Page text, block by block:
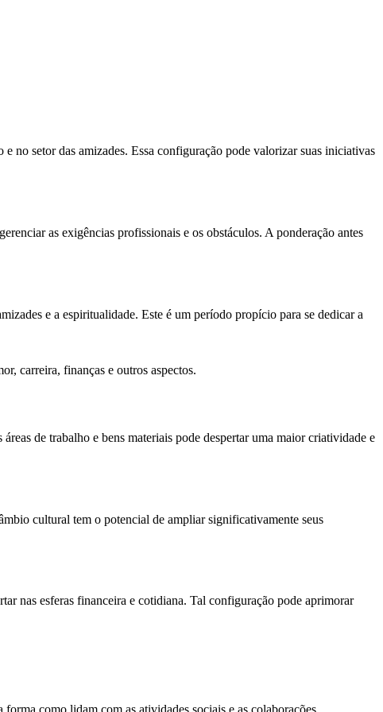
no setor das amizades. Essa configuração pode valorizar suas iniciativas
as exigências profissionais e os obstáculos. A ponderação antes
e a espiritualidade. Este é um período propício para se dedicar a
carreira, finanças e outros aspectos.
de trabalho e bens materiais pode despertar uma maior criatividade e
cultural tem o potencial de ampliar significativamente seus
nas esferas financeira e cotidiana. Tal configuração pode aprimorar